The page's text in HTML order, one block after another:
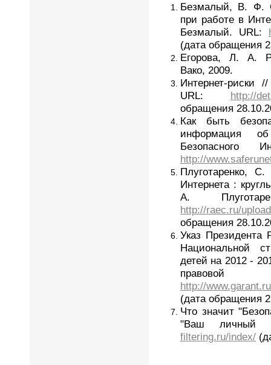
Безмалый, В. Ф.
при работе в
Безмалый. URL:
(дата обращения
Егорова, Л. А.
Вако, 2009.
Интернет-риски
URL: http://
обращения
Как быть
информация
Безопасного
http://
Плуготаренко,
Интернета :
А.
http://raec.ru/
обращения
Указ
Национальной
детей на 2012 -
http://
(дата обращения
Что значит
"Ваш личный
filtering.ru/index/